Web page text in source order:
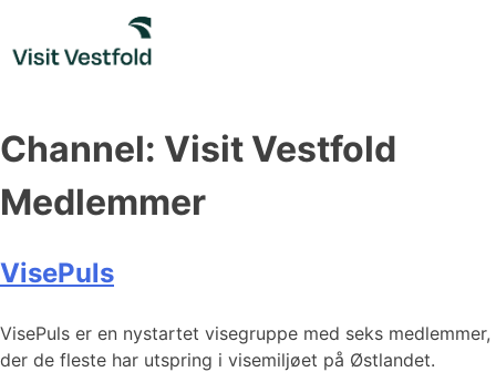
content
Channel: Visit Vestfold
Medlemmer
VisePuls
VisePuls er en nystartet visegruppe med seks medlemmer,
der de fleste har utspring i visemiljøet på Østlandet.